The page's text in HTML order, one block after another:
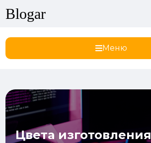
Blogar
Меню
Цвета изготовления